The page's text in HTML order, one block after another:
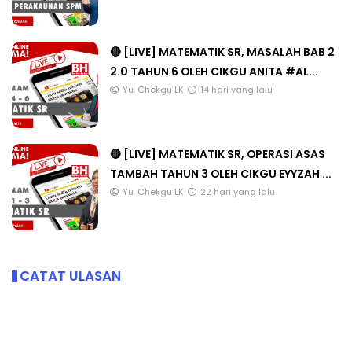
🔴 [LIVE] MATEMATIK SR, MASALAH BAB 2
2.0 TAHUN 6 OLEH CIKGU ANITA #AL...
Yu. Chekgu LK 14 hari yang lalu
🔴 [LIVE] MATEMATIK SR, OPERASI ASAS
TAMBAH TAHUN 3 OLEH CIKGU EYYZAH ...
Yu. Chekgu LK 22 hari yang lalu
CATAT ULASAN